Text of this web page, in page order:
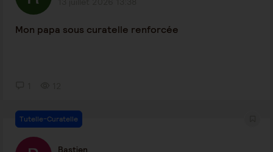
Mon papa sous curatelle renforcée
Tutelle-Curatelle
Bastien